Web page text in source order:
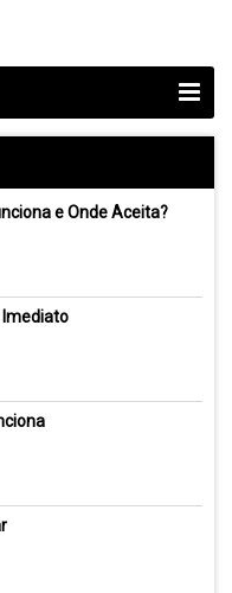
e Onde Aceita?
Imediato